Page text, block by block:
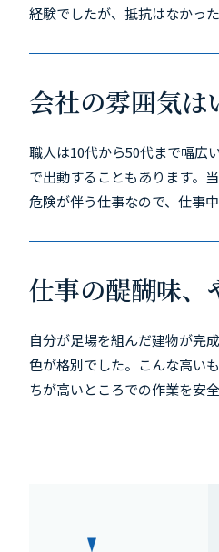
経験でしたが、抵抗はなかっ
会社の雰囲気は
職人は10代から50代まで幅広
で出動することもあります。
危険が伴う仕事なので、仕事
仕事の醍醐味、
自分が足場を組んだ建物が完
色が格別でした。こんな高い
ちが高いところでの作業を安